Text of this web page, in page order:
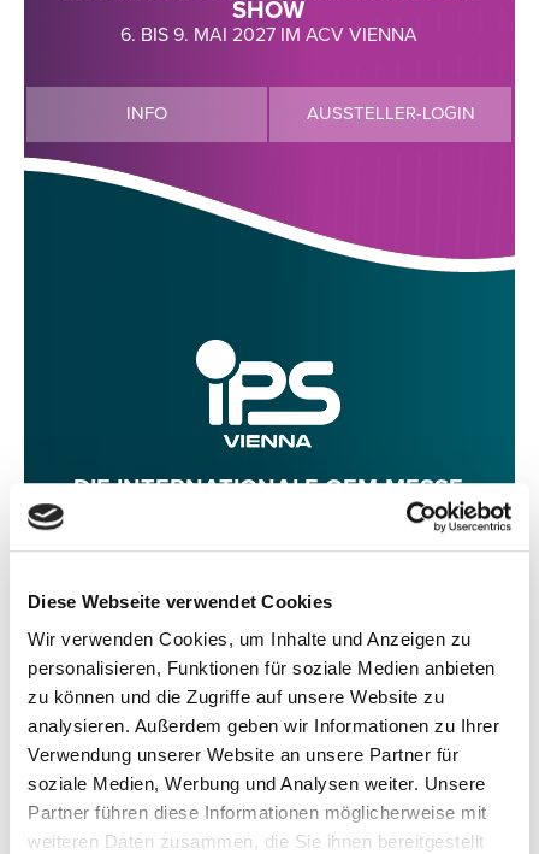
Diese Webseite verwendet Cookies
Wir verwenden Cookies, um Inhalte und Anzeigen zu
personalisieren, Funktionen für soziale Medien anbieten
zu können und die Zugriffe auf unsere Website zu
analysieren. Außerdem geben wir Informationen zu Ihrer
Verwendung unserer Website an unsere Partner für
soziale Medien, Werbung und Analysen weiter. Unsere
Partner führen diese Informationen möglicherweise mit
weiteren Daten zusammen, die Sie ihnen bereitgestellt
SHOW
6. BIS 9. MAI 2027 IM ACV VIENNA
INFO AUSSTELLER-LOGIN
DIE INTERNATIONALE OEM-MESSE
6. BIS 9. MAI 2027 IM ACV VIENNA
INFO AUSSTELLER-LOGIN